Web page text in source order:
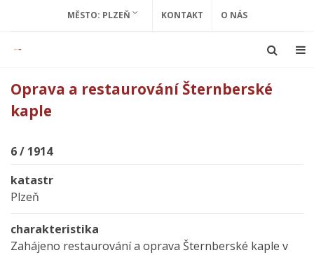
MĚSTO: PLZEŇ KONTAKT O NÁS
Oprava a restaurování Šternberské
kaple
6 / 1914
katastr
Plzeň
charakteristika
Zahájeno restaurování a oprava Šternberské kaple v